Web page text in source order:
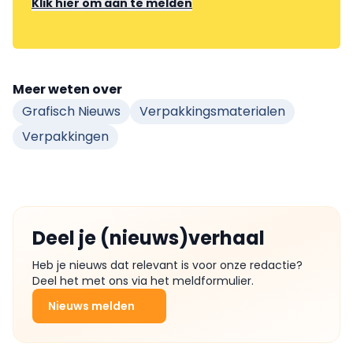
Meer weten over
Grafisch Nieuws
Verpakkingsmaterialen
Verpakkingen
Deel je (nieuws)verhaal
Heb je nieuws dat relevant is voor onze redactie?
Deel het met ons via het meldformulier.
Nieuws melden